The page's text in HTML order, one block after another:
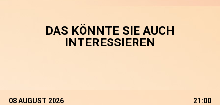
DAS KÖNNTE SIE AUCH
INTERESSIEREN
08 AUGUST 2026 21:00